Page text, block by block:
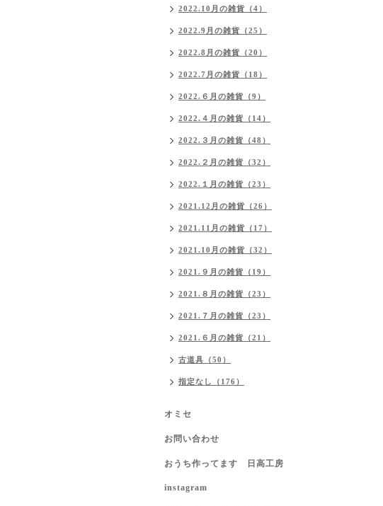
2022.10月の雑貨（4）
2022.9月の雑貨（25）
2022.8月の雑貨（20）
2022.7月の雑貨（18）
2022.６月の雑貨（9）
2022.４月の雑貨（14）
2022.３月の雑貨（48）
2022.２月の雑貨（32）
2022.１月の雑貨（23）
2021.12月の雑貨（26）
2021.11月の雑貨（17）
2021.10月の雑貨（32）
2021.９月の雑貨（19）
2021.８月の雑貨（23）
2021.７月の雑貨（23）
2021.６月の雑貨（21）
古道具（50）
指定なし（176）
オミセ
お問い合わせ
おうち作ってます 日高工房
instagram